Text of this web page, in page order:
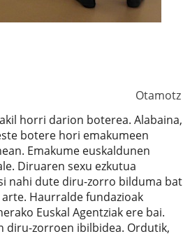
Otamotz
horri darion boterea. Alabaina,
botere hori emakumeen
Emakume euskaldunen
Diruaren sexu ezkutua
nahi dute diru-zorro bilduma bat
Haurralde fundazioak
Euskal Agentziak ere bai.
diru-zorroen ibilbidea. Ordutik,